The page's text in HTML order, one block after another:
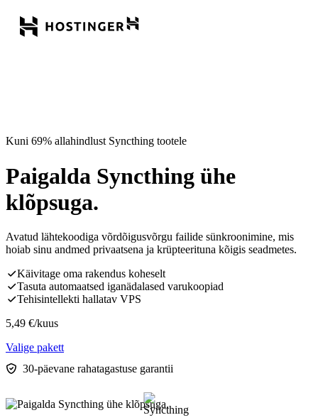
Kuni 69% allahindlust Syncthing tootele
Paigalda Syncthing ühe
klõpsuga.
Avatud lähtekoodiga võrdõigusvõrgu failide sünkroonimine, mis
hoiab sinu andmed privaatsena ja krüpteerituna kõigis seadmetes.
Käivitage oma rakendus koheselt
Tasuta automaatsed iganädalased varukoopiad
Tehisintellekti hallatav VPS
5,49 €/kuus
Valige pakett
30-päevane rahatagastuse garantii